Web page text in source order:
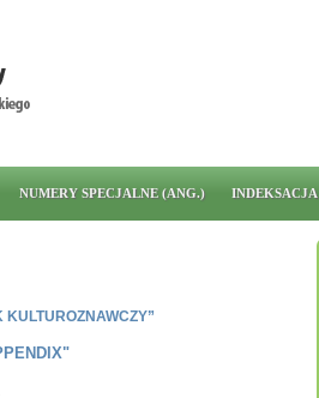
NUMERY SPECJALNE (ANG.) INDEKSACJA